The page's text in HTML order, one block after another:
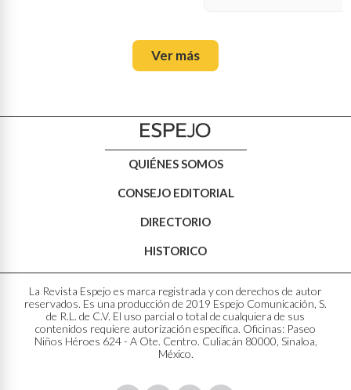
Ver más
QUIÉNES SOMOS
CONSEJO EDITORIAL
DIRECTORIO
HISTORICO
La Revista Espejo es marca registrada y con derechos de autor
reservados. Es una producción de 2019 Espejo Comunicación, S.
de R.L. de C.V. El uso parcial o total de cualquiera de sus
contenidos requiere autorización específica. Oficinas: Paseo
Niños Héroes 624 - A Ote. Centro. Culiacán 80000, Sinaloa,
México.